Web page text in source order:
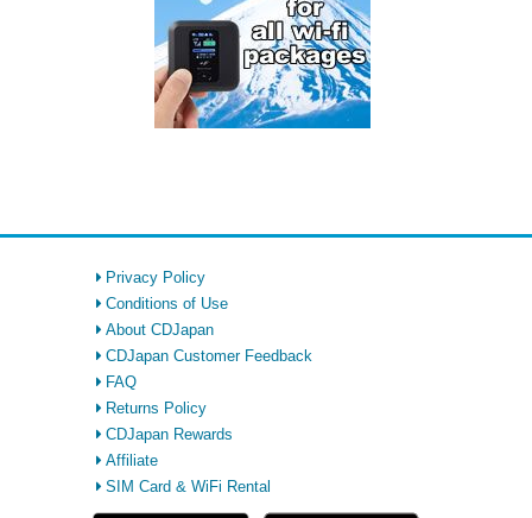
Privacy Policy
Conditions of Use
About CDJapan
CDJapan Customer Feedback
FAQ
Returns Policy
CDJapan Rewards
Affiliate
SIM Card & WiFi Rental